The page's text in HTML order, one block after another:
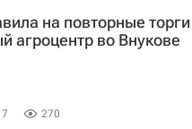
на повторные торги
агроцентр во Внукове
270